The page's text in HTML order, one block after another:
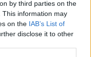
by third parties on the
This information may
on the IAB’s List of
disclose it to other
przyjęłam
są szanse
istnieją Jestem
z zona
w prezerwatywie
regularny co 28d
być ale się